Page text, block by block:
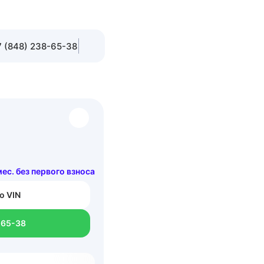
(848) 238-65-38
без первого взноса
VIN
38